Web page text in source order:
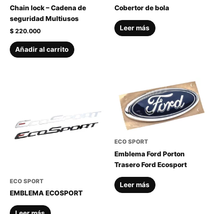
Chain lock – Cadena de
seguridad Multiusos
$ 220.000
Añadir al carrito
Cobertor de bola
Leer más
ECO SPORT
EMBLEMA ECOSPORT
ECO SPORT
Emblema Ford Porton
Trasero Ford Ecosport
Leer más